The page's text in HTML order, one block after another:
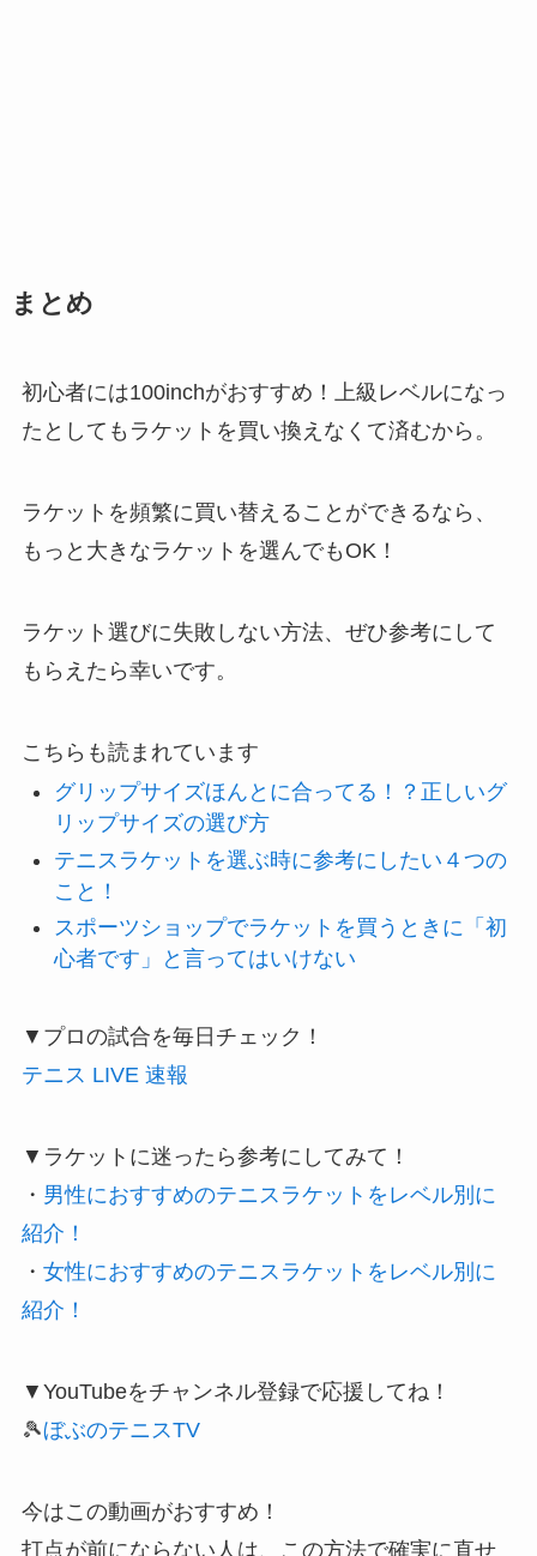
まとめ
初心者には100inchがおすすめ！上級レベルになっ
たとしてもラケットを買い換えなくて済むから。
ラケットを頻繁に買い替えることができるなら、
もっと大きなラケットを選んでもOK！
ラケット選びに失敗しない方法、ぜひ参考にして
もらえたら幸いです。
こちらも読まれています
グリップサイズほんとに合ってる！？正しいグ
リップサイズの選び方
テニスラケットを選ぶ時に参考にしたい４つの
こと！
スポーツショップでラケットを買うときに「初
心者です」と言ってはいけない
▼プロの試合を毎日チェック！
テニス LIVE 速報
▼ラケットに迷ったら参考にしてみて！
・ 男性におすすめのテニスラケットをレベル別に
紹介！
・ 女性におすすめのテニスラケットをレベル別に
紹介！
▼YouTubeをチャンネル登録で応援してね！
🎾ぼぶのテニスTV
今はこの動画がおすすめ！
打点が前にならない人は、この方法で確実に直せ